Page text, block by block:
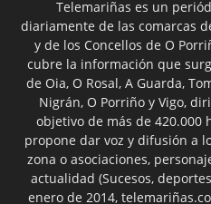
Telemariñas es un
diariamente de las comarcas
y de los Concellos de O
cubre la información que
de Oia, O Rosal, A Guarda,
Nigrán, O Porriño y Vigo,
objetivo de más de 420.000
propone dar voz y difusión a
zona o asociaciones,
actualidad (Sucesos,
enero de 2014,